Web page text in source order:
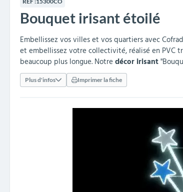
Embellissement et
fleurissement urbain
Cendriers
Barrières de ville Arceaux
Clous podotactiles et
rampes d'accès
Séparateurs de voies et
balises routières
Travaux
Vestiaires
Armoires et rangements Mobilier
Tables de cantine
réception
Poteaux de guidage
collectivités
Structures aires de jeux
Baby-foots
Bouquet irisant étoilé
Embellissez vos villes et vos quartiers avec
et embellissez votre collectivité, réalisé en PVC
beaucoup plus longue. Notre décor irisant
Plus d'infos Imprimer la fiche